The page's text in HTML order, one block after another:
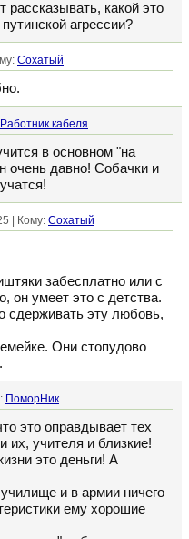
какой это
агрессии?
Сохатый
Работник кабеля
в основном "на
очень давно! Собачки и
| Кому: Сохатый
забесплатно или с
он умеет это с детства.
сдерживать эту любовь,
Они стопудово
ПоморНик
это оправдывает тех
их, учителя и близкие!
это деньги! А
и в армии ничего
ему хорошие